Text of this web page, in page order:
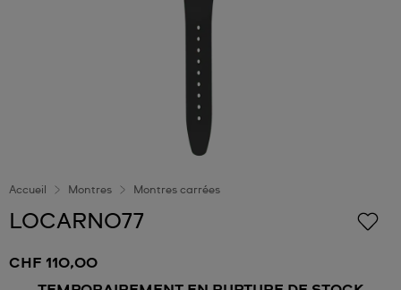
Accueil Montres Montres carrées
LOCARNO77
CHF 110,00